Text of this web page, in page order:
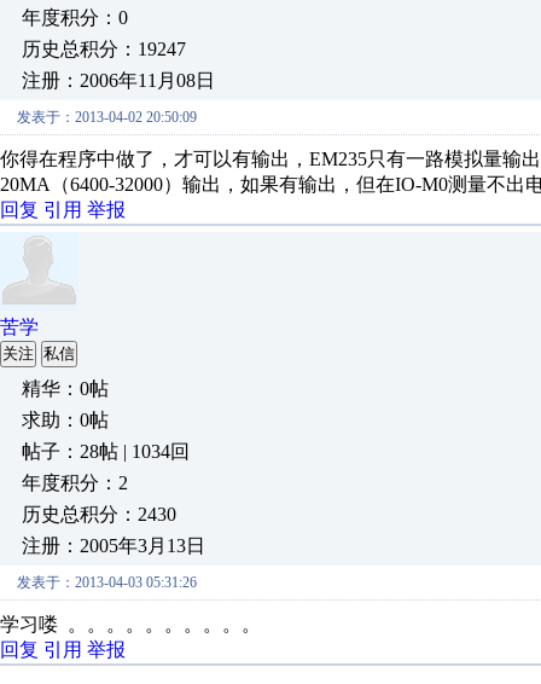
年度积分：0
历史总积分：19247
注册：2006年11月08日
发表于：2013-04-02 20:50:09
你得在程序中做了，才可以有输出，EM235只有一路模拟量输
20MA（6400-32000）输出，如果有输出，但在IO-M0测量不
回复 引用 举报
苦学
关注 私信
精华：0帖
求助：0帖
帖子：28帖 | 1034回
年度积分：2
历史总积分：2430
注册：2005年3月13日
发表于：2013-04-03 05:31:26
学习喽 。。。。。。。。。。
回复 引用 举报